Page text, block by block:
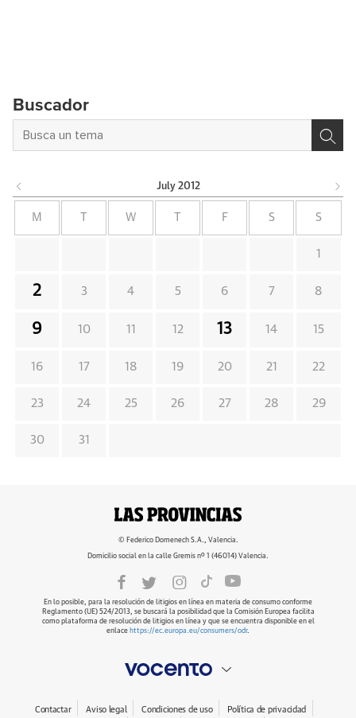
Buscador
July 2012
M W F S S
1
2 3 4 5 6 7 8
9 10 11 12 13 14 15
16 17 18 19 20 21 22
23 24 25 26 27 28 29
30 31
© Federico Domenech S.A., Valencia.
Domicilio social en la calle Gremis nº 1 (46014) Valencia.
En lo posible, para la resolución de litigios en línea en materia de consumo conforme
Reglamento (UE) 524/2013, se buscará la posibilidad que la Comisión Europea facilita
como plataforma de resolución de litigios en línea y que se encuentra disponible en el
enlace https://ec.europa.eu/consumers/odr.
Contactar Aviso legal Condiciones de uso Política de privacidad